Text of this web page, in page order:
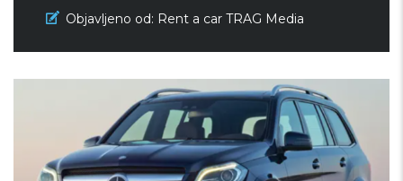
Objavljeno od: Rent a car TRAG Media